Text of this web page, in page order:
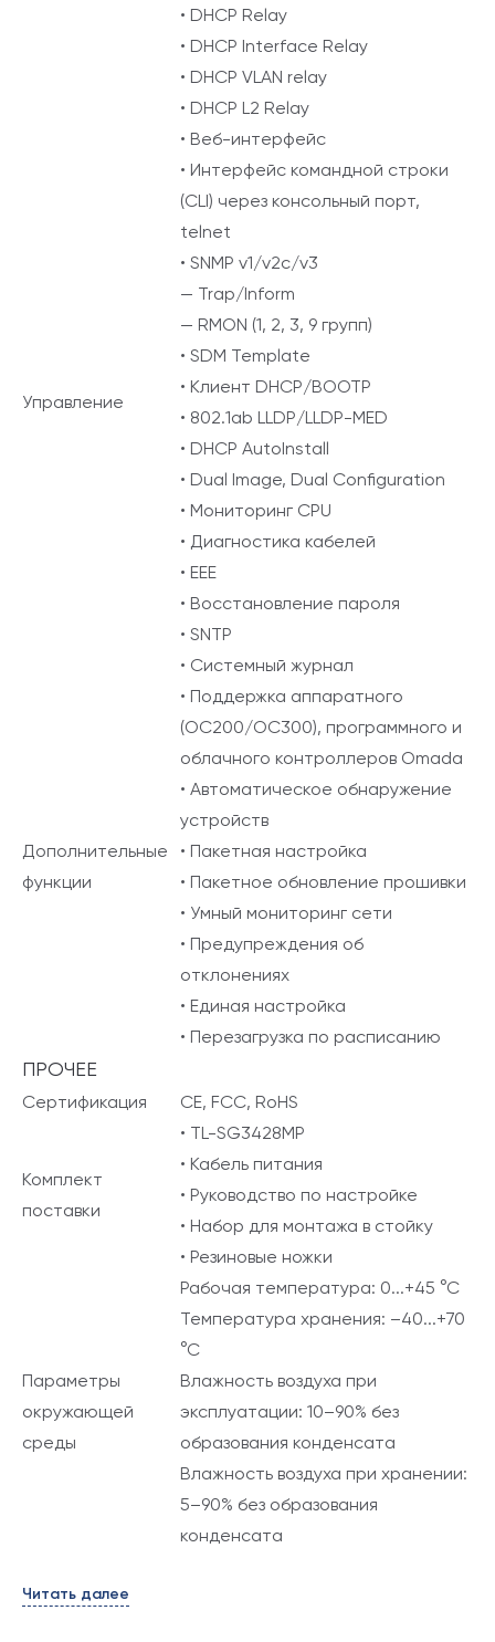
• DHCP Relay
• DHCP Interface Relay
• DHCP VLAN relay
• DHCP L2 Relay
Управление
• Веб-интерфейс
• Интерфейс командной строки
(CLI) через консольный порт,
telnet
• SNMP v1/v2c/v3
— Trap/Inform
— RMON (1, 2, 3, 9 групп)
• SDM Template
• Клиент DHCP/BOOTP
• 802.1ab LLDP/LLDP-MED
• DHCP AutoInstall
• Dual Image, Dual Configuration
• Мониторинг CPU
• Диагностика кабелей
• EEE
• Восстановление пароля
• SNTP
• Системный журнал
Дополнительные
функции
• Поддержка аппаратного
(OC200/OC300), программного и
облачного контроллеров Omada
• Автоматическое обнаружение
устройств
• Пакетная настройка
• Пакетное обновление прошивки
• Умный мониторинг сети
• Предупреждения об
отклонениях
• Единая настройка
• Перезагрузка по расписанию
ПРОЧЕЕ
Сертификация CE, FCC, RoHS
Комплект
поставки
• TL-SG3428MP
• Кабель питания
• Руководство по настройке
• Набор для монтажа в стойку
• Резиновые ножки
Параметры
окружающей
среды
Рабочая температура: 0...+45 °C
Температура хранения: –40...+70
°C
Влажность воздуха при
эксплуатации: 10–90% без
образования конденсата
Влажность воздуха при хранении:
5–90% без образования
конденсата
Читать далее